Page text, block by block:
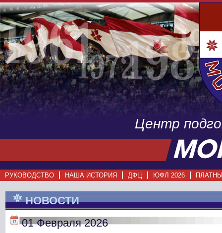
Центр
РУКОВОДСТВО НАША ИСТОРИЯ ДФЦ ЮФЛ 2026
НОВОСТИ
01 Февраля 2026